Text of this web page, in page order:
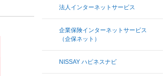
法人インターネットサービス
企業保険インターネットサービス
（企保ネット）
NISSAY ハピネスナビ